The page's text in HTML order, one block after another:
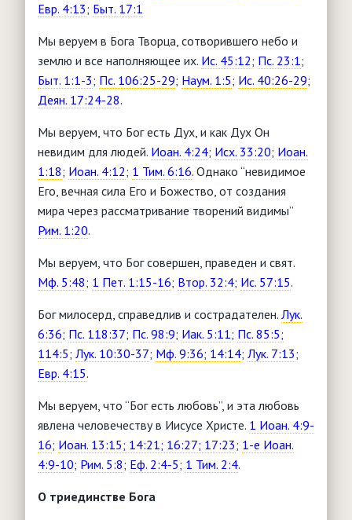
Евр. 4:13; Быт. 17:1
Мы веруем в Бога Творца, сотворившего небо и
землю и все наполняющее их. Ис. 45:12; Пс. 23:1;
Быт. 1:1-3; Пс. 106:25-29; Наум. 1:5; Ис. 40:26-29;
Деян. 17:24-28.
Мы веруем, что Бог есть Дух, и как Дух Он
невидим для людей. Иоан. 4:24; Исх. 33:20; Иоан.
1:18; Иоан. 4:12; 1 Тим. 6:16. Однако “невидимое
Его, вечная сила Его и Божество, от создания
мира через рассматривание творений видимы”
Рим. 1:20.
Мы веруем, что Бог совершен, праведен и свят.
Мф. 5:48; 1 Пет. 1:15-16; Втор. 32:4; Ис. 57:15.
Бог милосерд, справедлив и сострадателен. Лук.
6:36; Пс. 118:37; Пс. 98:9; Иак. 5:11; Пс. 85:5;
114:5; Лук. 10:30-37; Мф. 9:36; 14:14; Лук. 7:13;
Евр. 4:15.
Мы веруем, что “Бог есть любовь”, и эта любовь
явлена человечеству в Иисусе Христе. 1 Иоан. 4:9-
16; Иоан. 13:15; 14:21; 16:27; 17:23; 1-е Иоан.
4:9-10; Рим. 5:8; Еф. 2:4-5; 1 Тим. 2:4.
О триединстве Бога